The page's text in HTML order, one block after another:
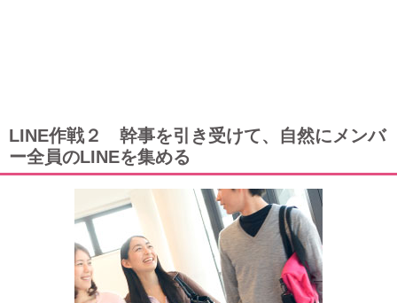
LINE作戦２ 幹事を引き受けて、自然にメンバ
ー全員のLINEを集める